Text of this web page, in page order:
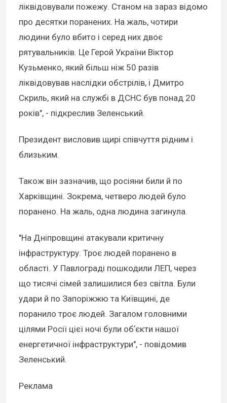
ліквідовували пожежу. Станом на зараз відомо
про десятки поранених. На жаль, чотири
людини було вбито і серед них двоє
рятувальників. Це Герой України Віктор
Кузьменко, який більш ніж 50 разів
ліквідовував наслідки обстрілів, і Дмитро
Скриль, який на службі в ДСНС був понад 20
років", - підкреслив Зеленський.
Президент висловив щирі співчуття рідним і
близьким.
Також він зазначив, що росіяни били й по
Харківщині. Зокрема, четверо людей було
поранено. На жаль, одна людина загинула.
"На Дніпровщині атакували критичну
інфраструктуру. Троє людей поранено в
області. У Павлограді пошкодили ЛЕП, через
що тисячі сімей залишилися без світла. Були
удари й по Запоріжжю та Київщині, де
поранило троє людей. Загалом головними
цілями Росії цієї ночі були обʼєкти нашої
енергетичної інфраструктури", - повідомив
Зеленський.
Реклама